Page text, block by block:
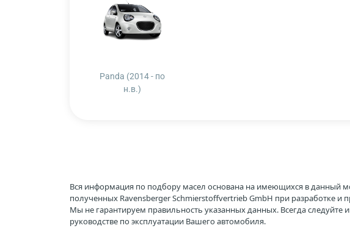
Panda (2014 - по
н.в.)
Вся информация по подбору масел основана на имеющихся в данный
полученных Ravensberger Schmierstoffvertrieb GmbH при разработке и
Мы не гарантируем правильность указанных данных. Всегда
руководстве по эксплуатации Вашего автомобиля.